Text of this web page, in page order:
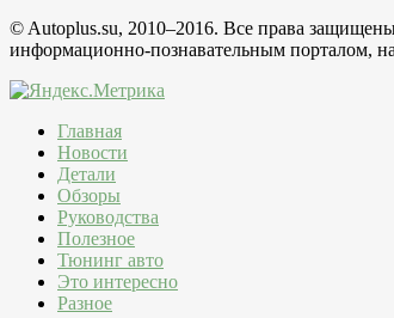
© Autoplus.su, 2010–2016. Все права
информационно-познавательным порталом,
Главная
Новости
Детали
Обзоры
Руководства
Полезное
Тюнинг авто
Это интересно
Разное